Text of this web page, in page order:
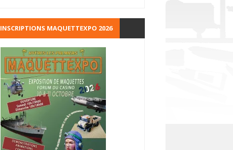
INSCRIPTIONS MAQUETTEXPO 2026